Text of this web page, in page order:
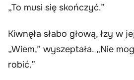
„To musi się skończyć.”
Kiwnęła słabo głową, łzy w
„Wiem,” wyszeptała. „Nie
robić.”